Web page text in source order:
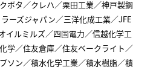
ボタ／クレハ／栗田工業／神戸製鋼
ーズジャパン／三洋化成工業／JFE
イルミルズ／四国電力／信越化学工
学／住友倉庫／住友ベークライト／
ソン／積水化学工業／積水樹脂／積